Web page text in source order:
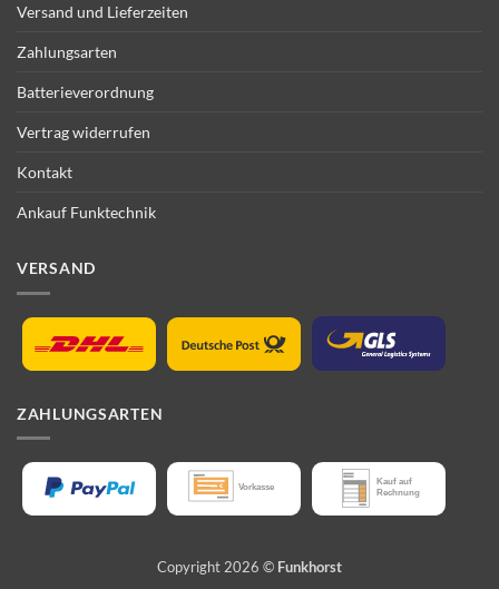
Versand und Lieferzeiten
Zahlungsarten
Batterieverordnung
Vertrag widerrufen
Kontakt
Ankauf Funktechnik
VERSAND
ZAHLUNGSARTEN
Copyright 2026 © Funkhorst